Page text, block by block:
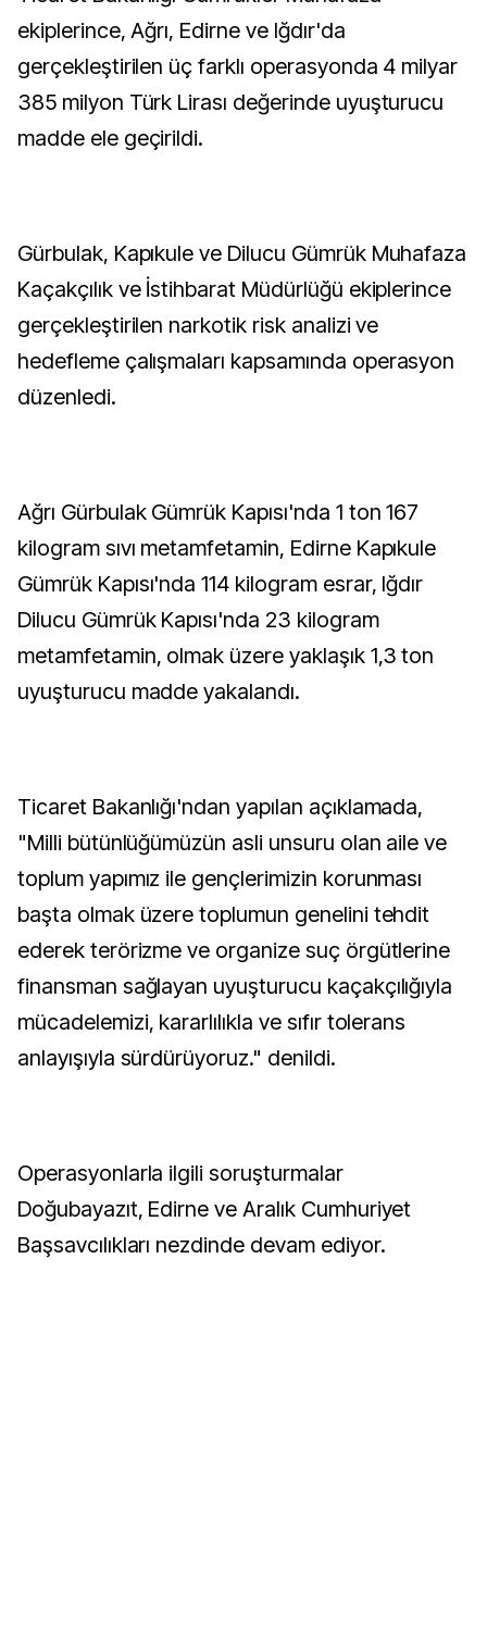
ekiplerince, Ağrı, Edirne ve Iğdır'da
gerçekleştirilen üç farklı operasyonda 4 milyar
385 milyon Türk Lirası değerinde uyuşturucu
madde ele geçirildi.
Gürbulak, Kapıkule ve Dilucu Gümrük Muhafaza
Kaçakçılık ve İstihbarat Müdürlüğü ekiplerince
gerçekleştirilen narkotik risk analizi ve
hedefleme çalışmaları kapsamında operasyon
düzenledi.
Ağrı Gürbulak Gümrük Kapısı'nda 1 ton 167
kilogram sıvı metamfetamin, Edirne Kapıkule
Gümrük Kapısı'nda 114 kilogram esrar, Iğdır
Dilucu Gümrük Kapısı'nda 23 kilogram
metamfetamin, olmak üzere yaklaşık 1,3 ton
uyuşturucu madde yakalandı.
Ticaret Bakanlığı'ndan yapılan açıklamada,
"Milli bütünlüğümüzün asli unsuru olan aile ve
toplum yapımız ile gençlerimizin korunması
başta olmak üzere toplumun genelini tehdit
ederek terörizme ve organize suç örgütlerine
finansman sağlayan uyuşturucu kaçakçılığıyla
mücadelemizi, kararlılıkla ve sıfır tolerans
anlayışıyla sürdürüyoruz." denildi.
Operasyonlarla ilgili soruşturmalar
Doğubayazıt, Edirne ve Aralık Cumhuriyet
Başsavcılıkları nezdinde devam ediyor.